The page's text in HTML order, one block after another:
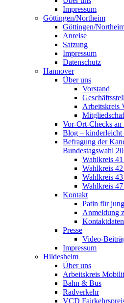
Impressum
Göttingen/Northeim
Göttingen/
Anreise
Satzung
Impressum
Datenschutz
Hannover
Über uns
Vorstand
Arbeitskreis
Vor-Ort-Checks an
Blog – kinderleicht
Befragung der
Bundestagswahl
Wahlkreis
Wahlkreis
Wahlkreis
Wahlkreis
Kontakt
Patin für
Anmeldung
Presse
Video-
Impressum
Hildesheim
Über uns
Arbeitskreis
Bahn & Bus
Radverkehr
VCD